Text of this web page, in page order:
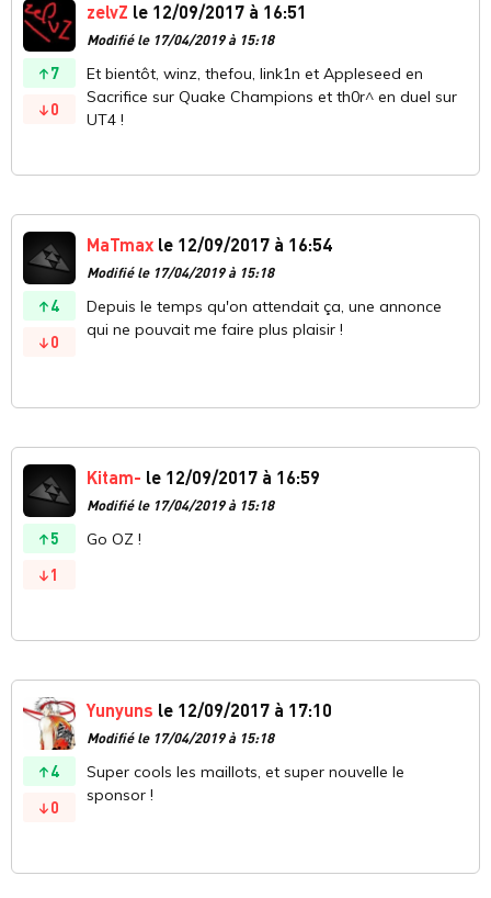
7
0
zelvZ le 12/09/2017 à 16:51
Modifié le 17/04/2019 à 15:18
Et bientôt, winz, thefou, link1n et Appleseed en
Sacrifice sur Quake Champions et th0r^ en duel sur
UT4 !
4
0
MaTmax le 12/09/2017 à 16:54
Modifié le 17/04/2019 à 15:18
Depuis le temps qu'on attendait ça, une annonce
qui ne pouvait me faire plus plaisir !
5
1
Kitam- le 12/09/2017 à 16:59
Modifié le 17/04/2019 à 15:18
Go OZ !
4
0
Yunyuns le 12/09/2017 à 17:10
Modifié le 17/04/2019 à 15:18
Super cools les maillots, et super nouvelle le
sponsor !